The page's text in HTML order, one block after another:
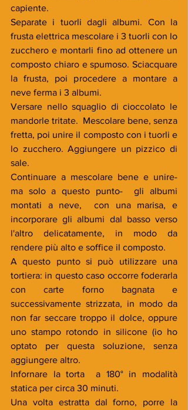
capiente.
Separate i tuorli dagli albumi. Con la
frusta elettrica mescolare i 3 tuorli con lo
zucchero e montarli fino ad ottenere un
composto chiaro e spumoso. Sciacquare
la frusta, poi procedere a montare a
neve ferma i 3 albumi.
Versare nello squaglio di cioccolato le
mandorle tritate.  Mescolare bene, senza
fretta, poi unire il composto con i tuorli e
lo zucchero. Aggiungere un pizzico di
sale.
Continuare a mescolare bene e unire-
ma solo a questo punto-  gli albumi
montati a neve,  con una marisa, e
incorporare gli albumi dal basso verso
l'altro delicatamente, in modo da
rendere più alto e soffice il composto.
A questo punto si può utilizzare una
tortiera: in questo caso occorre foderarla
con carte forno bagnata e
successivamente strizzata, in modo da
non far seccare troppo il dolce, oppure
uno stampo rotondo in silicone (io ho
optato per questa soluzione, senza
aggiungere altro.
Infornare la torta  a 180° in modalità
statica per circa 30 minuti.
Una volta estratta dal forno, porre la